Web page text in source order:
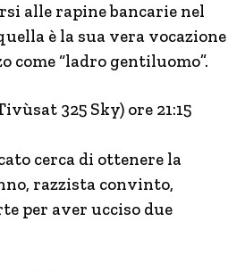
alle rapine bancarie nel
è la sua vera vocazione
come “ladro gentiluomo”.
325 Sky) ore 21:15
cerca di ottenere la
razzista convinto,
per aver ucciso due